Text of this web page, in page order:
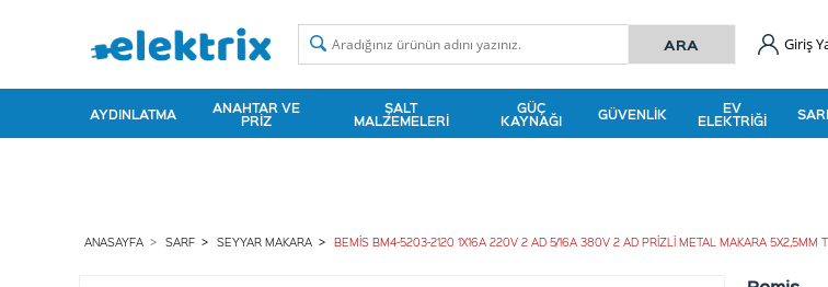
Giriş
AYDINLATMA ANAHTAR VE
PRIZ
ŞALT
MALZEMELERI
GÜÇ
KAYNAĞI GÜVENLIK EV
ELEKTRIĞI
ANASAYFA SARF SEYYAR MAKARA BEMİS BM4-5203-2120 1X16A 220V 2 AD 5/16A 380V 2 AD PRİZLİ METAL MAKARA 5X2,5MM